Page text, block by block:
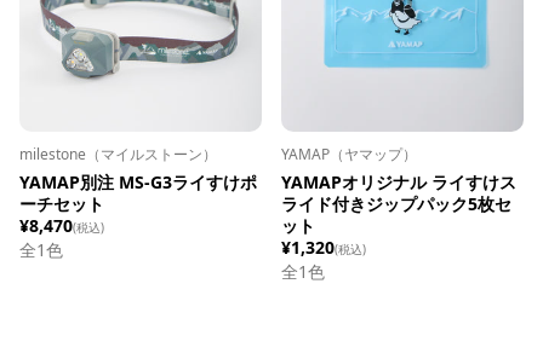
milestone（マイルストーン）
YAMAP別注 MS-G3ライすけポ
ーチセット
¥8,470(税込)
全1色
YAMAP（ヤマップ）
YAMAPオリジナル ライすけス
ライド付きジップパック5枚セ
ット
¥1,320(税込)
全1色